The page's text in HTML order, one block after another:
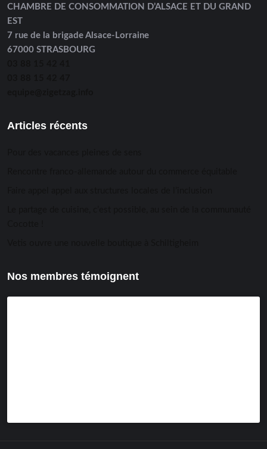
CHAMBRE DE CONSOMMATION D’ALSACE ET DU GRAND
EST
7 rue de la brigade Alsace-Lorraine
67000 STRASBOURG
Articles récents
Nos membres témoignent